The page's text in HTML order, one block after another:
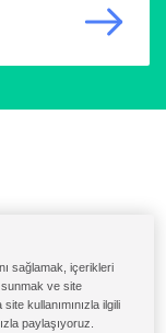
sağlamak, içerikleri
ve site
kullanımınızla ilgili
paylaşıyoruz.